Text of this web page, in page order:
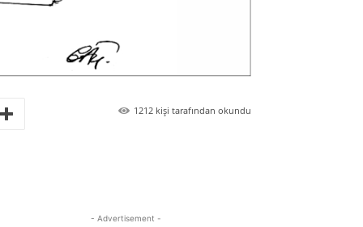
1212 kişi tarafından okundu
- Advertisement -